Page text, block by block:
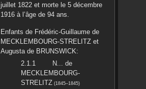
juillet 1822et morte le 5 décembre
1916à l’âge de 94 ans.
Enfants de Frédéric-Guillaumede
MECKLEMBOURG-STRELITZet
Augustade BRUNSWICK:
N... de
MECKLEMBOURG-
STRELITZ(1845–1845)